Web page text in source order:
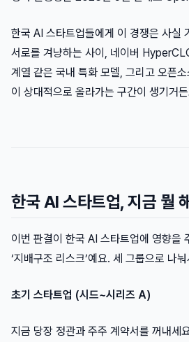
한국 AI 스타트업들에게 이 경쟁은 사실
서로를 겨냥하는 사이, 네이버
계열 같은 국내 특화 모델, 그리고 오픈
이 상대적으로 올라가는 구간이 생기거
한국 AI 스타트업, 지금 뭘
이번 판결이 한국 AI 스타트업에 영향을
‘지배구조 리스크’예요. 세 그룹으로 나
초기 스타트업 (시드~시리즈 A)
지금 당장 정관과 주주 계약서를 꺼내세